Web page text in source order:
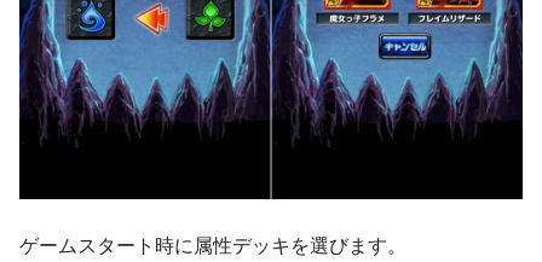
ゲームスタート時に属性デッキを選びます。